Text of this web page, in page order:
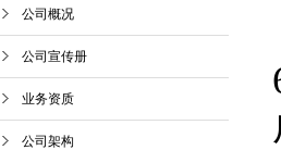
公司概况
公司宣传册
业务资质
公司架构